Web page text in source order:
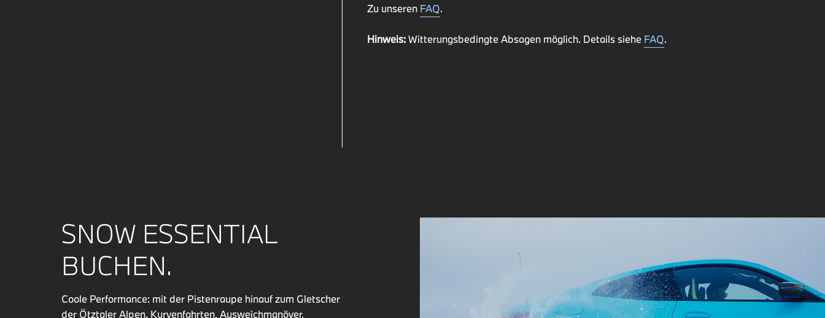
Zu unseren FAQ.
Hinweis:Witterungsbedingte Absagen möglich. Details siehe FAQ.
SNOW ESSENTIAL
BUCHEN.
Coole Performance: mit der Pistenraupe hinauf zum Gletscher
der Ötztaler Alpen. Kurvenfahrten, Ausweichmanöver,